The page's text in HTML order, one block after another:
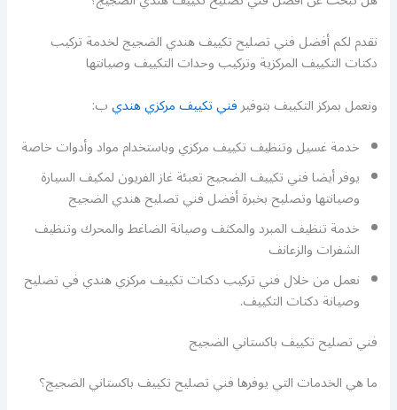
نقدم لكم أفضل فني تصليح تكييف هندي الضجيج لخدمة تركيب
دكتات التكييف المركزية وتركيب وحدات التكييف وصيانتها
ونعمل بمركز التكييف بتوفيرفني تكييف مركزي هنديب:
خدمة غسيل وتنظيف تكييف مركزي وباستخدام مواد وأدوات خاصة
يوفر أيضا فني تكييف الضجيج تعبئة غاز الفريون لمكيف السيارة
وصيانتها وتصليح بخبرة أفضل فني تصليح هندي الضجيج
خدمة تنظيف المبرد والمكثف وصيانة الضاغط والمحرك وتنظيف
الشفرات والزعانف
نعمل من خلال فني تركيب دكتات تكييف مركزي هندي في تصليح
وصيانة دكتات التكييف.
فني تصليح تكييف باكستاني الضجيج
ما هي الخدمات التي يوفرها فني تصليح تكييف باكستاني الضجيج؟